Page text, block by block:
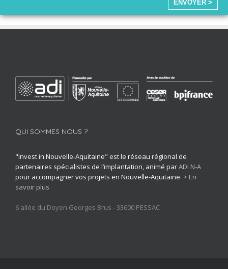
ENVOYER >
QUI SOMMES NOUS ?
"Invest in Nouvelle-Aquitaine" est le réseau régional de
partenaires spécialistes de l’implantation, animé parADI N-A
pour accompagner vos projets en Nouvelle-Aquitaine. > En
savoir plus
6 allée du Doyen Georges Brus - 33600 PESSAC